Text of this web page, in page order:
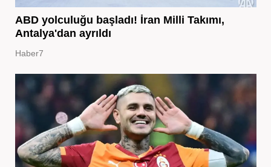
ABD yolculuğu başladı! İran Milli Takımı,
Antalya'dan ayrıldı
Haber7